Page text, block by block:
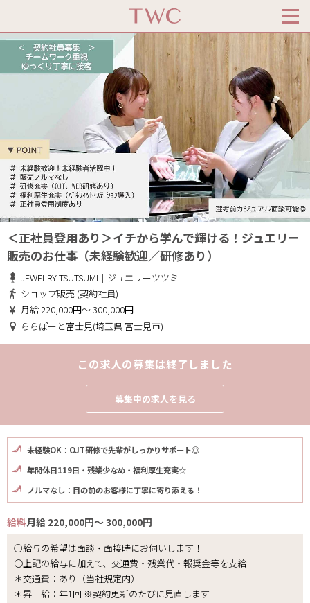
＜正社員登用あり＞イチから学んで輝ける！ジュエリー
販売のお仕事（未経験歓迎／研修あり）
JEWELRY TSUTSUMI｜ジュエリーツツミ
ショップ販売 (契約社員)
月給 220,000円～ 300,000円
ららぽーと富士見(埼玉県 富士見市)
この求人の募集は終了しました
募集中の求人を見る
未経験OK：OJT研修で先輩がしっかりサポート◎
年間休日119日・残業少なめ・福利厚生充実☆
ノルマなし：目の前のお客様に丁寧に寄り添える！
給料月給 220,000円～ 300,000円
○給与の希望は面談・面接時にお伺いします！
〇上記の給与に加えて、交通費・残業代・報奨金等を支給
＊交通費：あり（当社規定内）
＊昇 給：年1回 ※契約更新のたびに見直します